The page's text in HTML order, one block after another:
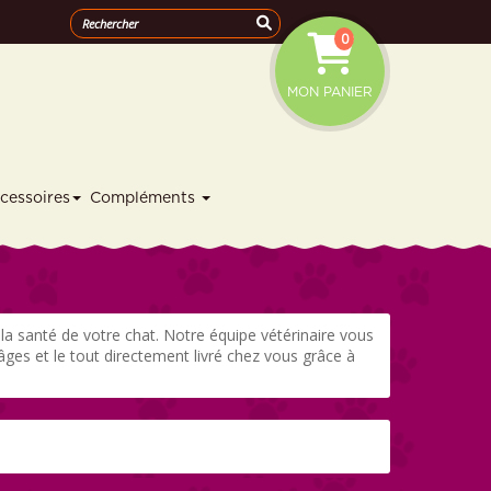
MON PANIER
0
Compléments
santé de votre chat. Notre équipe vétérinaire vous
et le tout directement livré chez vous grâce à